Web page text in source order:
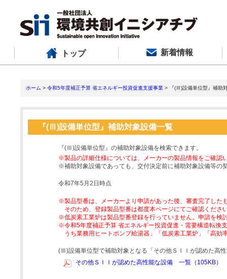
トップ 新着情報
ホーム > 令和5年度補正予算 省エネルギー投資促進支援事業 > 『(Ⅲ)設備単位型』補助
『(Ⅲ)設備単位型』補助対象設備一覧
『(Ⅲ)設備単位型』の補助対象設備を検索できます。
※製品の詳細仕様については、メーカーの製品情報をご確認
※補助対象設備であっても、交付決定前に補助対象設備等の
令和7年5月2日時点
※製品型番は、メーカーより申請があった後、審査完了した
そのため、登録製品型番は都度本ページにてご確認くださ
※低炭素工業炉は製品型番登録を行っていません。申請を検
※令和5年度補正予算 省エネルギー投資促進・需要構造転換
うち業務用ヒートポンプ給湯器」「低炭素工業炉」「高
(Ⅲ)設備単位型で補助対象となる「その他ＳＩＩが認めた高
その他ＳＩＩが認めた高性能な設備 一覧（105KB）